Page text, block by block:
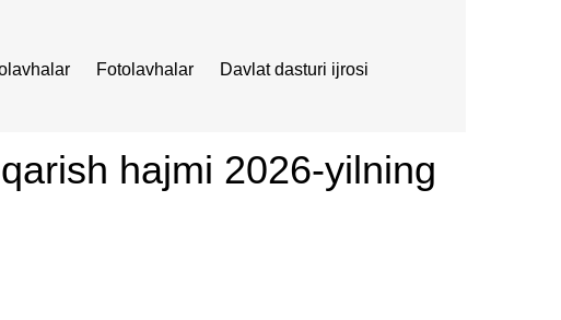
Fotolavhalar
Davlat dasturi ijrosi
hajmi 2026-yilning